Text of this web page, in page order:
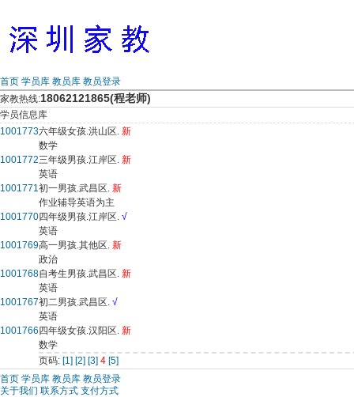
首页 学员库 教员库 教员登录
家教热线:18062121865(程老师)
学员信息库
1001773六年级女孩.洪山区. 新
数学
1001772三年级男孩.江岸区. 新
英语
1001771初一男孩.武昌区. 新
作业辅导英语为主
1001770四年级男孩.江岸区. √
英语
1001769高一男孩.其他区. 新
政治
1001768自考生男孩.武昌区. 新
英语
1001767初二男孩.武昌区. √
英语
1001766 四年级女孩.汉阳区. 新
数学
页码: [1] [2] [3] 4 [5]
首页 学员库 教员库 教员登录
关于我们 联系方式 支付方式